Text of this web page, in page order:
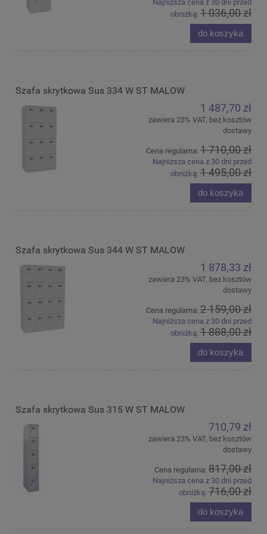
Najniższa cena z 30 dni przed
obniżką: 1 036,00 zł
do koszyka
Szafa skrytkowa Sus 334 W ST MALOW
1 487,70 zł
zawiera 23% VAT, bez kosztów
dostawy
Cena regularna: 1 710,00 zł
Najniższa cena z 30 dni przed
obniżką: 1 495,00 zł
do koszyka
Szafa skrytkowa Sus 344 W ST MALOW
1 878,33 zł
zawiera 23% VAT, bez kosztów
dostawy
Cena regularna: 2 159,00 zł
Najniższa cena z 30 dni przed
obniżką: 1 888,00 zł
do koszyka
Szafa skrytkowa Sus 315 W ST MALOW
710,79 zł
zawiera 23% VAT, bez kosztów
dostawy
Cena regularna: 817,00 zł
Najniższa cena z 30 dni przed
obniżką: 716,00 zł
do koszyka